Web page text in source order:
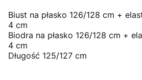
Biust na płasko 126/128 cm +
4 cm
Biodra na płasko 126/128 cm +
4 cm
Długość 125/127 cm